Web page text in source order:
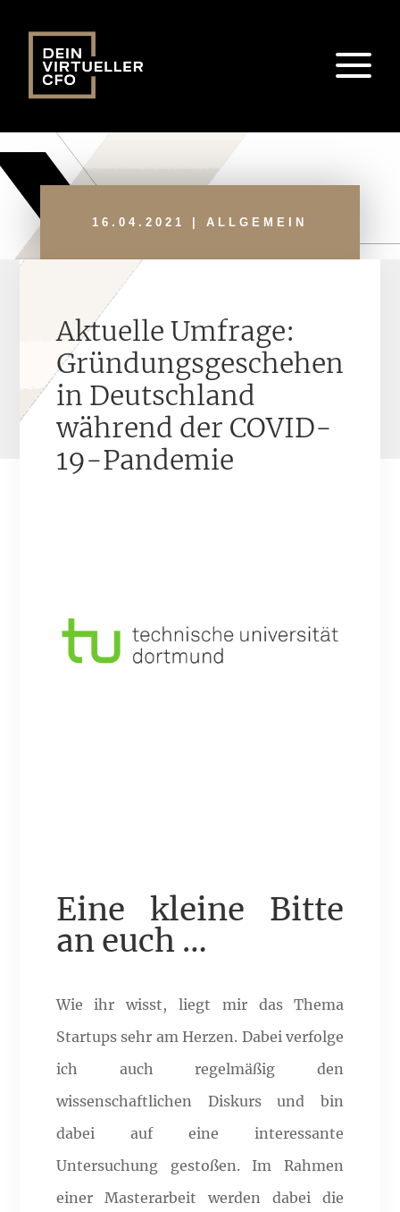
16.04.2021 |ALLGEMEIN
Aktuelle Umfrage:
Gründungsgeschehen
in Deutschland
während der COVID-
19-Pandemie
Eine kleine Bitte
an euch …
Wie ihr wisst, liegt mir das Thema
Startups sehr am Herzen. Dabei verfolge
ich auch regelmäßig den
wissenschaftlichen Diskurs und bin
dabei auf eine interessante
Untersuchung gestoßen. Im Rahmen
einer Masterarbeit werden dabei die